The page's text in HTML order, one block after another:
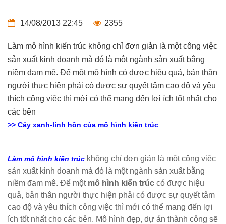
14/08/2013 22:45 2355
Làm mô hình kiến trúc không chỉ đơn giản là một công việc
sản xuất kinh doanh mà đó là một ngành sản xuất bằng
niềm đam mê. Để một mô hình có được hiệu quả, bản thân
người thực hiện phải có được sự quyết tâm cao độ và yêu
thích công việc thì mới có thể mang đến lợi ích tốt nhất cho
các bên
>> Cây xanh-linh hồn của mô hình kiến trúc
Làm mô hình kiến trúc không chỉ đơn giản là một công việc
sản xuất kinh doanh mà đó là một ngành sản xuất bằng
niềm đam mê. Để một mô hình kiến trúc có được hiệu
quả, bản thân người thực hiện phải có được sự quyết tâm
cao độ và yêu thích công việc thì mới có thể mang đến lợi
ích tốt nhất cho các bên. Mô hình đẹp, dự án thành công sẽ